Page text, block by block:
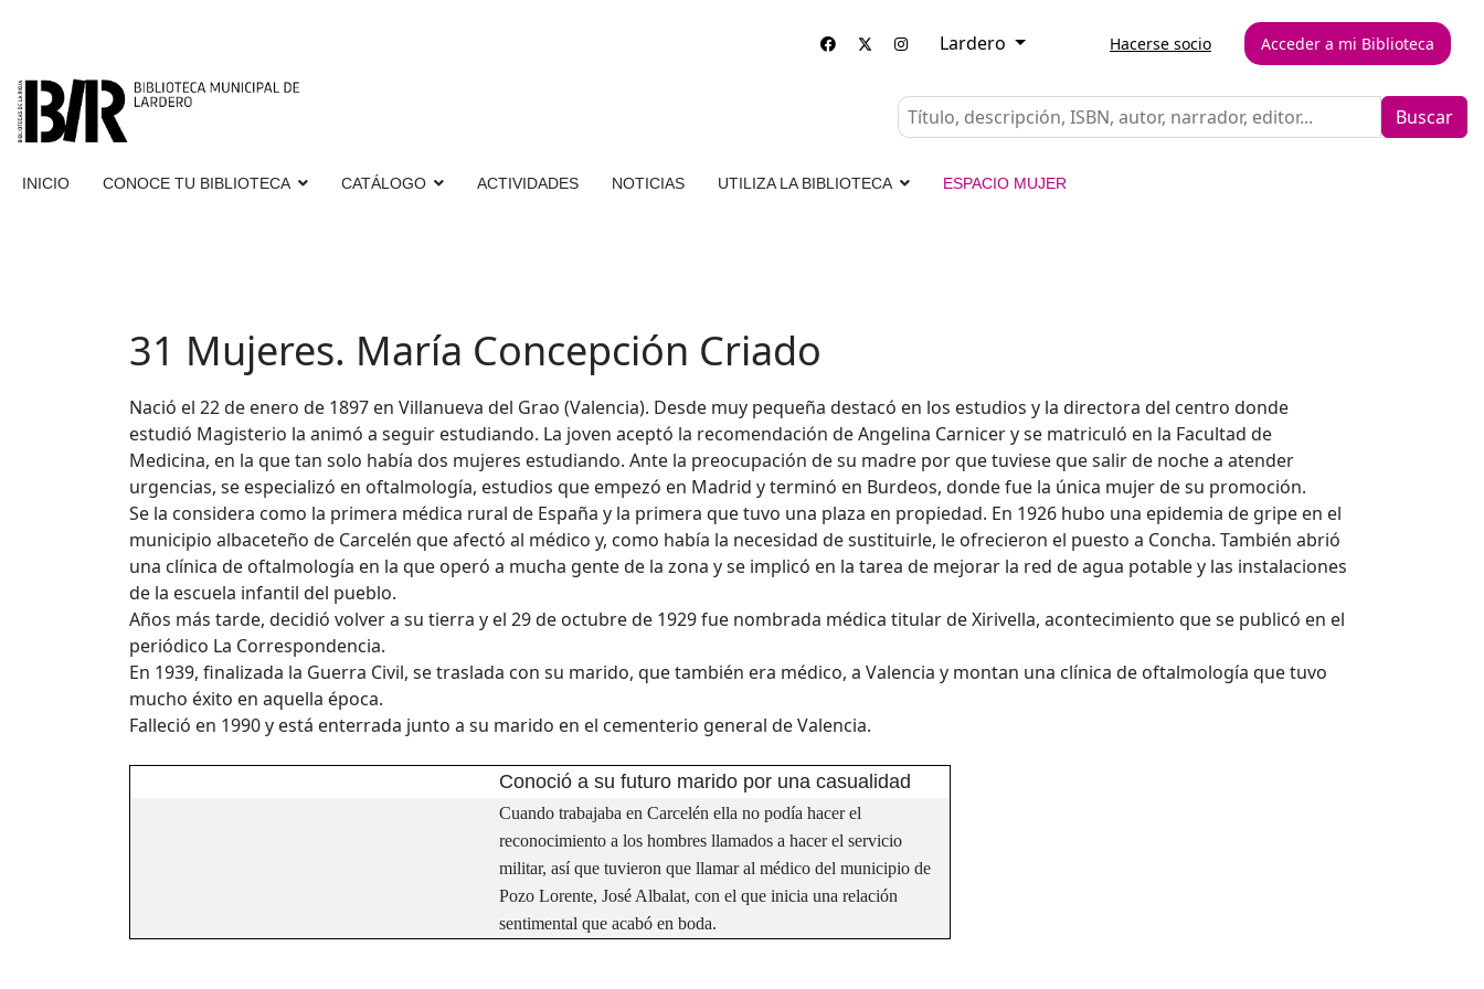
Lardero Hacerse socio Acceder a mi Biblioteca
Buscar
INICIO CONOCE TU BIBLIOTECA CATÁLOGO ACTIVIDADES NOTICIAS UTILIZA LA BIBLIOTECA ESPACIO MUJER
31 Mujeres. María Concepción Criado
Nació el 22 de enero de 1897 en Villanueva del Grao (Valencia). Desde muy pequeña destacó en los estudios y la directora del centro donde
estudió Magisterio la animó a seguir estudiando. La joven aceptó la recomendación de Angelina Carnicer y se matriculó en la Facultad de
Medicina, en la que tan solo había dos mujeres estudiando. Ante la preocupación de su madre por que tuviese que salir de noche a atender
urgencias, se especializó en oftalmología, estudios que empezó en Madrid y terminó en Burdeos, donde fue la única mujer de su promoción.
Se la considera como la primera médica rural de España y la primera que tuvo una plaza en propiedad. En 1926 hubo una epidemia de gripe en el
municipio albaceteño de Carcelén que afectó al médico y, como había la necesidad de sustituirle, le ofrecieron el puesto a Concha. También abrió
una clínica de oftalmología en la que operó a mucha gente de la zona y se implicó en la tarea de mejorar la red de agua potable y las instalaciones
de la escuela infantil del pueblo.
Años más tarde, decidió volver a su tierra y el 29 de octubre de 1929 fue nombrada médica titular de Xirivella, acontecimiento que se publicó en el
periódico La Correspondencia.
En 1939, finalizada la Guerra Civil, se traslada con su marido, que también era médico, a Valencia y montan una clínica de oftalmología que tuvo
mucho éxito en aquella época.
Falleció en 1990 y está enterrada junto a su marido en el cementerio general de Valencia.
Conoció a su futuro marido por una casualidad
Cuando trabajaba en Carcelén ella no podía hacer el
reconocimiento a los hombres llamados a hacer el servicio
militar, así que tuvieron que llamar al médico del municipio de
Pozo Lorente, José Albalat, con el que inicia una relación
sentimental que acabó en boda.